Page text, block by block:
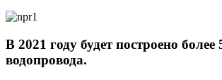
В 2021 году будет построено более
водопровода.